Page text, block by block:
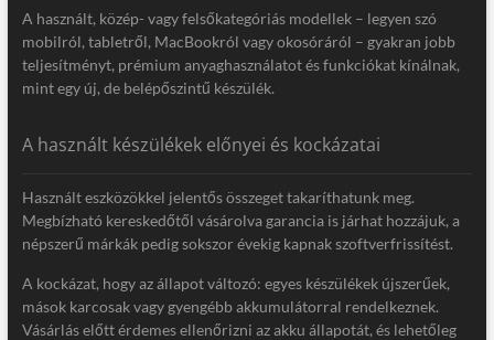
A használt, közép- vagy felsőkategóriás modellek – legyen szó
mobilról, tabletről, MacBookról vagy okosóráról – gyakran jobb
teljesítményt, prémium anyaghasználatot és funkciókat kínálnak,
mint egy új, de belépőszintű készülék.
A használt készülékek előnyei és kockázatai
Használt eszközökkel jelentős összeget takaríthatunk meg.
Megbízható kereskedőtől vásárolva garancia is járhat hozzájuk, a
népszerű márkák pedig sokszor évekig kapnak szoftverfrissítést.
A kockázat, hogy az állapot változó: egyes készülékek újszerűek,
mások karcosak vagy gyengébb akkumulátorral rendelkeznek.
Vásárlás előtt érdemes ellenőrizni az akku állapotát, és lehetőleg